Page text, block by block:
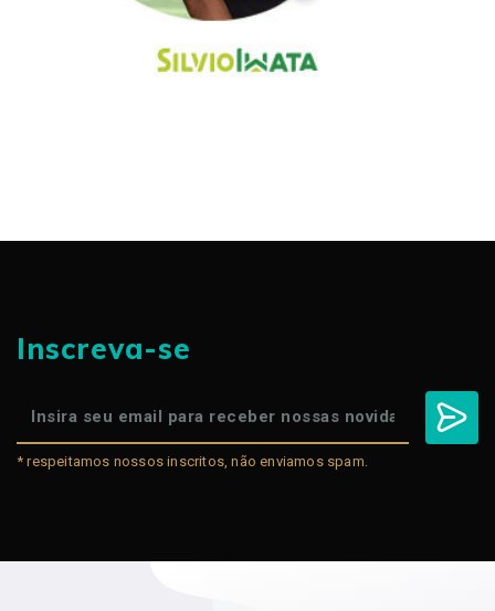
Inscreva-se
* respeitamos nossos inscritos, não enviamos spam.